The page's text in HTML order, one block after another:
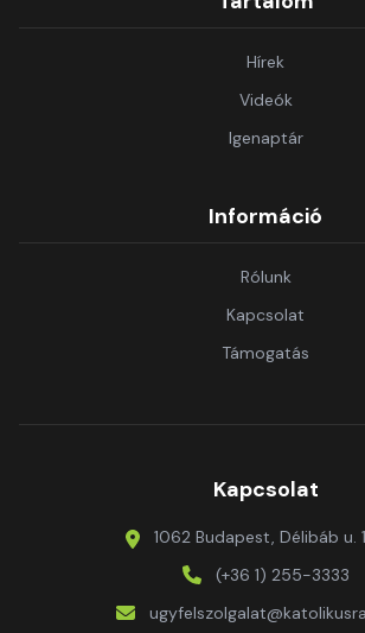
Hírek
Videók
Igenaptár
Információ
Rólunk
Kapcsolat
Támogatás
Kapcsolat
1062 Budapest, Délibáb u.
(+36 1) 255-3333